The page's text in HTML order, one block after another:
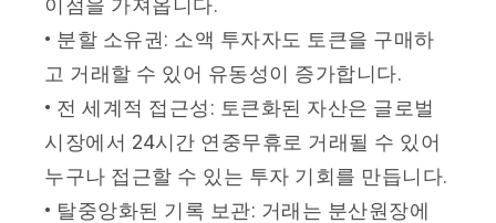
이점을 가져옵니다.
• 분할 소유권: 소액 투자자도 토큰을 구매하
고 거래할 수 있어 유동성이 증가합니다.
• 전 세계적 접근성: 토큰화된 자산은 글로벌
시장에서 24시간 연중무휴로 거래될 수 있어
누구나 접근할 수 있는 투자 기회를 만듭니다.
• 탈중앙화된 기록 보관: 거래는 분산원장에